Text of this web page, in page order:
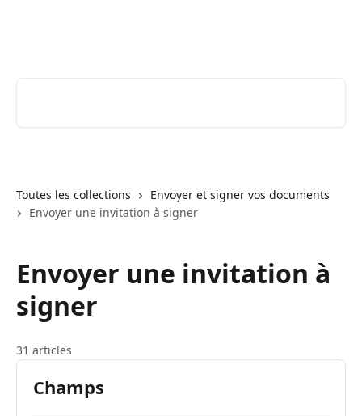
Toutes les collections
Envoyer et signer vos documents
Envoyer une invitation à signer
Envoyer une invitation à
signer
31 articles
Champs